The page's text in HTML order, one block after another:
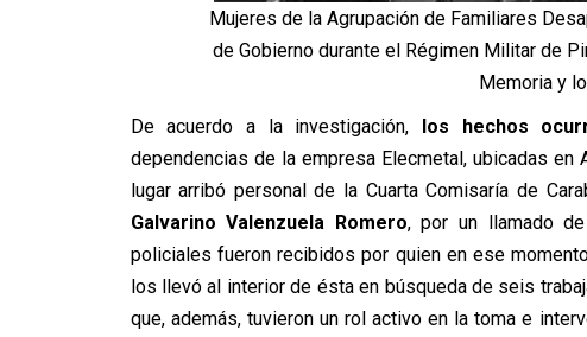
Mujeres de la Agrupación de Familiares
de Gobierno durante el Régimen Militar de
Memoria y
De acuerdo a la investigación, los hechos
dependencias de la empresa Elecmetal, ubicadas en
lugar arribó personal de la Cuarta Comisaría de
Galvarino Valenzuela Romero, por un llamado
policiales fueron recibidos por quien en ese
los llevó al interior de ésta en búsqueda de seis
que, además, tuvieron un rol activo en la toma e